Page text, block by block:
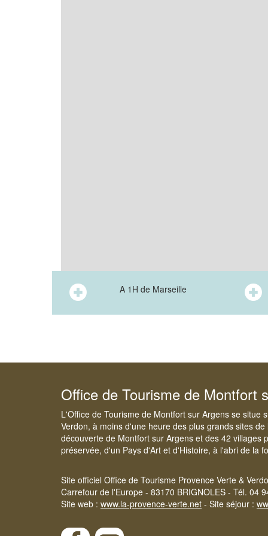
A 1H de Marseille
Office de Tourisme de Montfort
L'Office de Tourisme de Montfort sur Argens se situe
Verdon, à moins d'une heure des plus grands sites
découverte de Montfort sur Argens et des 42 villages
préservée, d'un Pays d'Art et d'Histoire, à l'abri de la
Site officiel Office de Tourisme Provence Verte &
Carrefour de l'Europe - 83170 BRIGNOLES - Tél. 04
Site web : www.la-provence-verte.net - Site séjour :